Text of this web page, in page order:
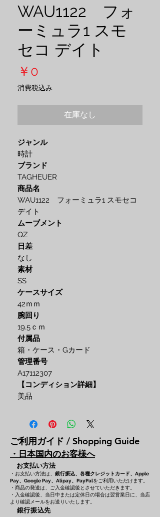
WAU1122 フォ
ーミュラ1 スモ
セコ デイト
￥0
格
消費税込み
在庫なし
ジャンル
時計
ブランド
TAGHEUER
商品名
WAU1122 フォーミュラ1 スモセコ
デイト
ムーブメント
QZ
日差
なし
素材
SS
ケースサイズ
42ｍｍ
腕回り
19.5ｃｍ
付属品
箱・ケース・Gカード
管理番号
A17112307
【コンディション詳細】
美品
ご利用ガイド / Shopping Guide
・日本国内のお客様へ
お支払い方法
・お支払い方法は、 銀行振込、各種クレジットカード、 Apple
Pay、Google Pay、Alipay、PayPalをご利用いただけます。
・商品の発送は、ご入金確認後とさせていただきます。
・入金確認後、当日中または定休日の場合は翌営業日に、当店
より確認メールをお送りいたします。
銀行振込先